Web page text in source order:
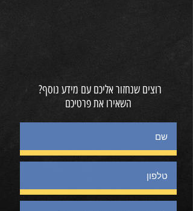
רוצים שנחזור אליכם עם מידע נוסף?
השאירו את פרטיכם